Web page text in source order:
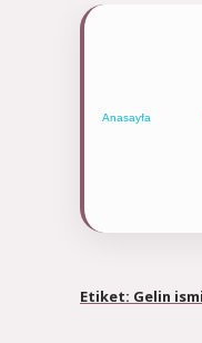
Anasayfa
Etiket: Gelin